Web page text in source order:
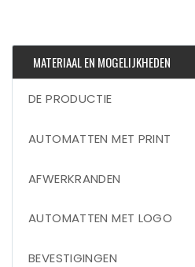
MATERIAAL EN MOGELIJKHEDEN
DE PRODUCTIE
AUTOMATTEN MET PRINT
AFWERKRANDEN
AUTOMATTEN MET LOGO
BEVESTIGINGEN